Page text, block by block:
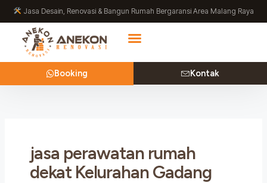
Lewati
Jasa Desain, Renovasi & Bangun Rumah Bergaransi Area Malang Raya
Booking Kontak
jasa perawatan rumah
dekat Kelurahan Gadang